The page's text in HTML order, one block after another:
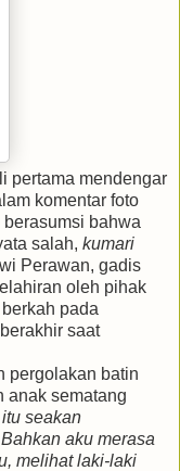
pertama mendengar
komentar foto
bahwa
salah, kumari
Perawan, gadis
oleh pihak
pada
saat
pergolakan batin
anak sematang
seakan
aku merasa
melihat laki-laki